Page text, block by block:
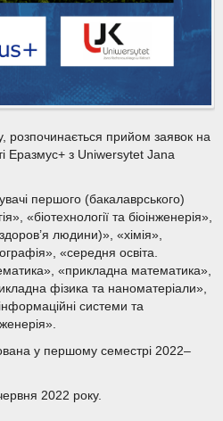
розпочинається прийом заявок на
Еразмус+ з Uniwersytet Jana
першого (бакалаврського)
«біотехнології та біоінженерія»,
людини)», «хімія»,
«середня освіта.
«прикладна математика»,
фізика та наноматеріали»,
системи та
у першому семестрі 2022–
2022 року.